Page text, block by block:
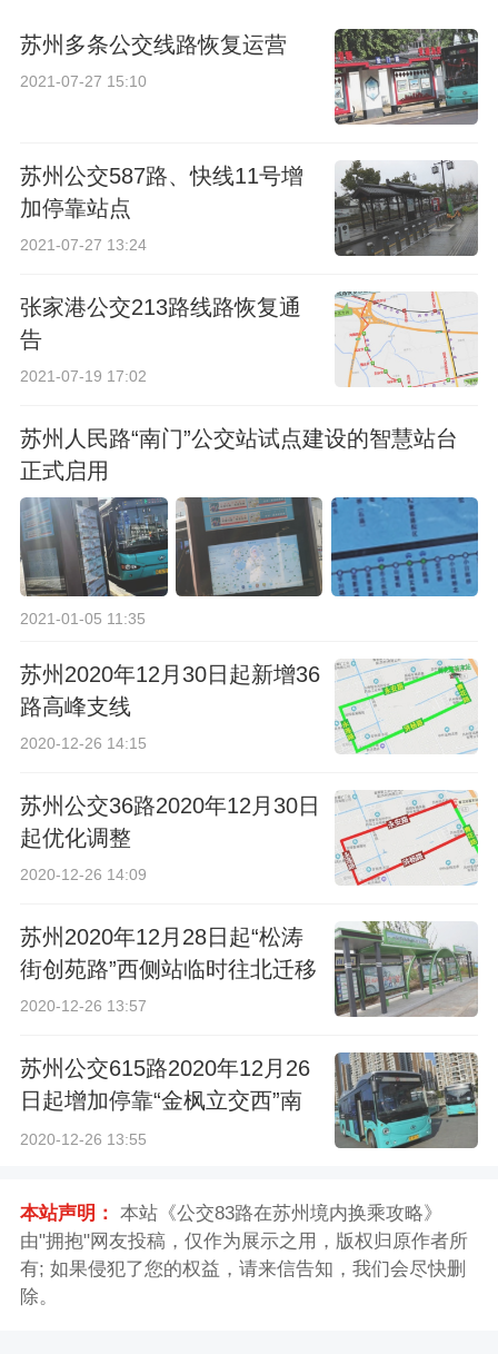
苏州多条公交线路恢复运营
2021-07-27 15:10
苏州公交587路、快线11号增
加停靠站点
2021-07-27 13:24
张家港公交213路线路恢复通
告
2021-07-19 17:02
苏州人民路“南门”公交站试点建设的智慧站台
正式启用
2021-01-05 11:35
苏州2020年12月30日起新增36
路高峰支线
2020-12-26 14:15
苏州公交36路2020年12月30日
起优化调整
2020-12-26 14:09
苏州2020年12月28日起“松涛
街创苑路”西侧站临时往北迁移
2020-12-26 13:57
苏州公交615路2020年12月26
日起增加停靠“金枫立交西”南
侧站点
2020-12-26 13:55
本站声明： 本站《公交83路在苏州境内换乘攻略》
由"拥抱"网友投稿，仅作为展示之用，版权归原作者所
有; 如果侵犯了您的权益，请来信告知，我们会尽快删
除。